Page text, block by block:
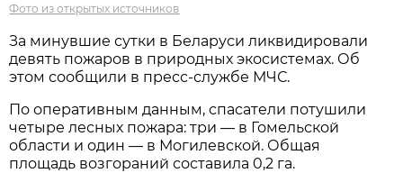
Фото из открытых источников
За минувшие сутки в Беларуси ликвидировали
девять пожаров в природных экосистемах. Об
этом сообщили в пресс-службе МЧС.
По оперативным данным, спасатели потушили
четыре лесных пожара: три — в Гомельской
области и один — в Могилевской. Общая
площадь возгораний составила 0,2 га.